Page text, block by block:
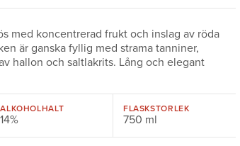
med koncentrerad frukt och inslag av röda
är ganska fyllig med strama tanniner,
hallon och saltlakrits. Lång och elegant
ALKOHOLHALT
14%
FLASKSTORLEK
750 ml